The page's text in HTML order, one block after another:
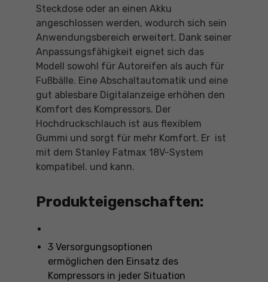
Steckdose oder an einen Akku
angeschlossen werden, wodurch sich sein
Anwendungsbereich erweitert. Dank seiner
Anpassungsfähigkeit eignet sich das
Modell sowohl für Autoreifen als auch für
Fußbälle. Eine Abschaltautomatik und eine
gut ablesbare Digitalanzeige erhöhen den
Komfort des Kompressors. Der
Hochdruckschlauch ist aus flexiblem
Gummi und sorgt für mehr Komfort. Er ist
mit dem Stanley Fatmax 18V-System
kompatibel. und kann.
Produkteigenschaften:
3 Versorgungsoptionen
ermöglichen den Einsatz des
Kompressors in jeder Situation